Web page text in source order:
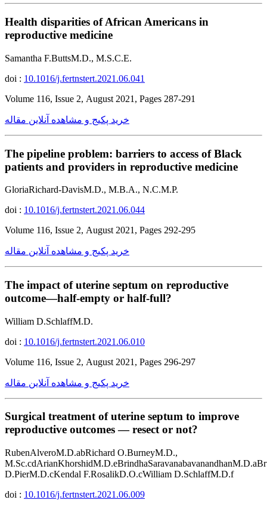
Health disparities of African Americans in
reproductive medicine
Samantha F.ButtsM.D., M.S.C.E.
doi : 10.1016/j.fertnstert.2021.06.041
Volume 116, Issue 2, August 2021, Pages 287-291
خرید پکیج و مشاهده آنلاین مقاله
The pipeline problem: barriers to access of Black
patients and providers in reproductive medicine
GloriaRichard-DavisM.D., M.B.A., N.C.M.P.
doi : 10.1016/j.fertnstert.2021.06.044
Volume 116, Issue 2, August 2021, Pages 292-295
خرید پکیج و مشاهده آنلاین مقاله
The impact of uterine septum on reproductive
outcome—half-empty or half-full?
William D.SchlaffM.D.
doi : 10.1016/j.fertnstert.2021.06.010
Volume 116, Issue 2, August 2021, Pages 296-297
خرید پکیج و مشاهده آنلاین مقاله
Surgical treatment of uterine septum to improve
reproductive outcomes — resect or not?
RubenAlveroM.D.abRichard O.BurneyM.D.,
D.PierM.D.cKendal F.RosalikD.O.cWilliam D.SchlaffM.D.f
doi : 10.1016/j.fertnstert.2021.06.009